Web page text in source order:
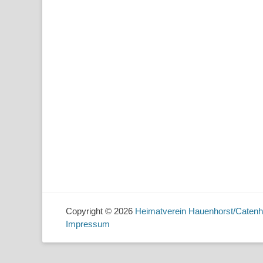
Copyright © 2026 Heimatverein Hauenhorst/
Impressum